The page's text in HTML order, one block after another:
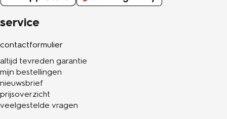
service
contactformulier
altijd tevreden garantie
mijn bestellingen
nieuwsbrief
prijsoverzicht
veelgestelde vragen